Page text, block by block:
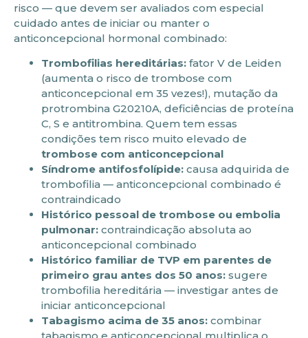
risco — que devem ser avaliados com especial
cuidado antes de iniciar ou manter o
anticoncepcional hormonal combinado:
Trombofilias hereditárias: fator V de Leiden
(aumenta o risco de trombose com
anticoncepcional em 35 vezes!), mutação da
protrombina G20210A, deficiências de proteína
C, S e antitrombina. Quem tem essas
condições tem risco muito elevado de
trombose com anticoncepcional
Síndrome antifosfolípide: causa adquirida de
trombofilia — anticoncepcional combinado é
contraindicado
Histórico pessoal de trombose ou embolia
pulmonar: contraindicação absoluta ao
anticoncepcional combinado
Histórico familiar de TVP em parentes de
primeiro grau antes dos 50 anos: sugere
trombofilia hereditária — investigar antes de
iniciar anticoncepcional
Tabagismo acima de 35 anos: combinar